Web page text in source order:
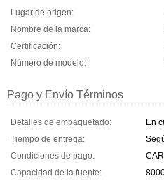
Lugar de origen:
Nombre de la marca:
Certificación:
Número de modelo:
Pago y Envío Términos
Detalles de empaquetado:
En
Tiempo de entrega:
Condiciones de pago:
Capacidad de la fuente: